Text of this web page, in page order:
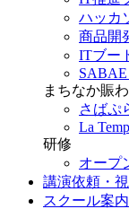
ハッカ
商品開
ITブー
SABAE
まちなか賑
さばぷ
La
研修
オープ
講演依頼・
スクール案内